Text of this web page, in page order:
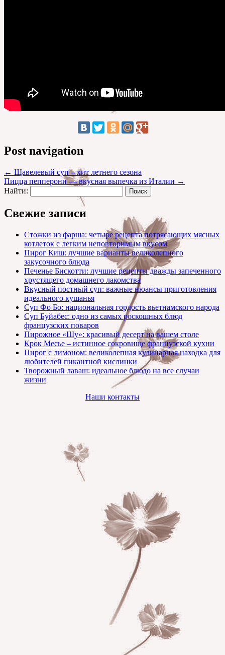
Post navigation
← Щавелевый суп – хит летнего сезона
Пицца пепперони — вкусная выпечка из Италии →
Найти:
Свежие записи
Стожки из фарша: четыре рецепта потрясающих мясных
котлеток с легким неповторимым вкусом
Пирог Киш: лучшие варианты великолепного
закусочного блюда
Печенье Бискотти: лучшие рецепты дважды запеченного
хрустящего домашнего лакомства
Вкусный постный суп: важные нюансы приготовления
идеального кушанья
Суп Фо Бо: национальная гордость вьетнамского народа
Суп Буйабес: одно из самых роскошных блюд
французских поваров
Пирожное «Шу»: красивый десерт на вашем столе
Крок Месье – истинное сокровище французской кухни
Пирог с лимоном: великолепная кулинарная находка для
любителей пикантной кислинки
Творожный лаваш: идеальное блюдо на все случаи
жизни
Наши контакты